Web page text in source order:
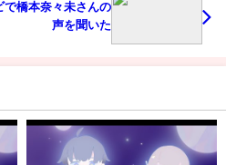
で橋本奈々未さんの
声を聞いた